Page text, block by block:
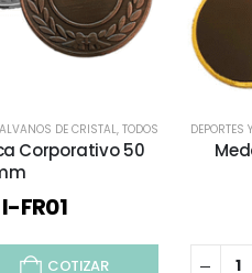
DE CRISTAL, TODOS
Corporativo 50
FR01
COTIZAR
DEPORTES